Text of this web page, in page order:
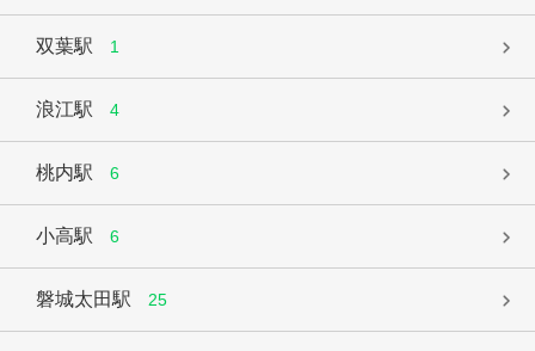
双葉駅 1
浪江駅 4
桃内駅 6
小高駅 6
磐城太田駅 25